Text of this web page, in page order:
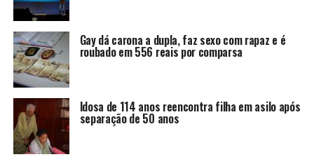
Gay dá carona a dupla, faz sexo com rapaz e é
roubado em 556 reais por comparsa
Idosa de 114 anos reencontra filha em asilo após
separação de 50 anos